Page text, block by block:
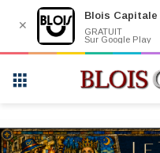
✕
Blois Capitale
GRATUIT
Sur Google Play